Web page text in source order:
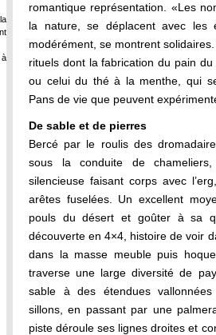
romantique représentation. «Les
la nature, se déplacent avec les
modérément, se montrent
rituels dont la fabrication du pain
ou celui du thé à la menthe, qui
Pans de vie que peuvent
De sable et de pierres
Bercé par le roulis des
sous la conduite de
silencieuse faisant corps avec
arêtes fuselées. Un excellent
pouls du désert et goûter à sa
découverte en 4×4, histoire de voir
dans la masse meuble puis
traverse une large diversité de
sable à des étendues
sillons, en passant par une
piste déroule ses lignes droites et